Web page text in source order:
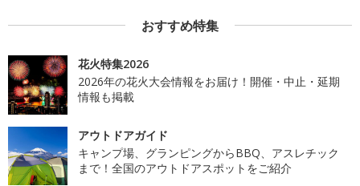
おすすめ特集
花火特集2026
2026年の花火大会情報をお届け！開催・中止・延期
情報も掲載
アウトドアガイド
キャンプ場、グランピングからBBQ、アスレチック
まで！全国のアウトドアスポットをご紹介